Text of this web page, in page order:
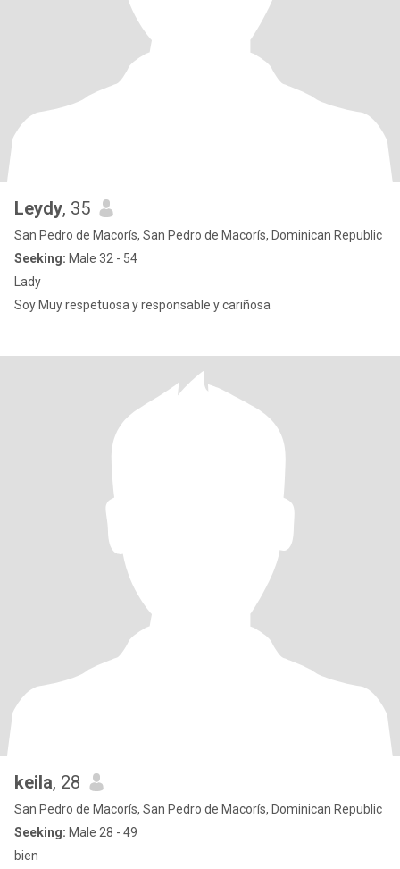
Leydy, 35
San Pedro de Macorís, San Pedro de Macorís, Dominican Republic
Seeking: Male 32 - 54
Lady
Soy Muy respetuosa y responsable y cariñosa
keila, 28
San Pedro de Macorís, San Pedro de Macorís, Dominican Republic
Seeking: Male 28 - 49
bien